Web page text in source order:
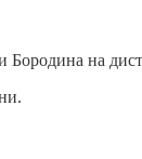
Бородина на